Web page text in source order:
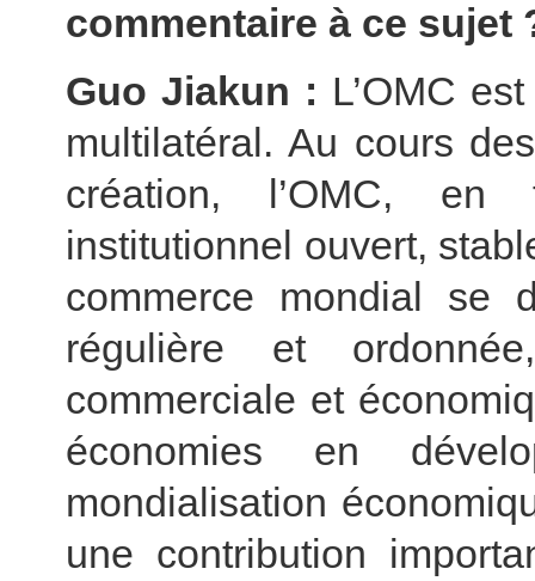
commentaire à ce sujet
Guo Jiakun : L’OMC
multilatéral. Au cours
création, l’OMC, en
institutionnel ouvert,
commerce mondial se
régulière et
commerciale et
économies en
mondialisation
une contribution